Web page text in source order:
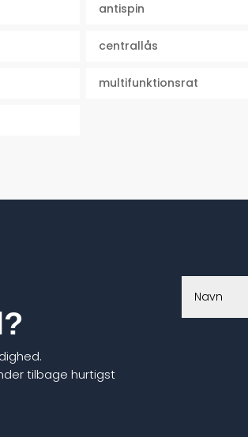
antispin
centrallås
multifunktionsrat
tilbage hurtigst